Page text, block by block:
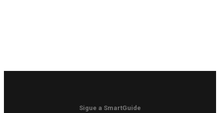
Sigue a SmartGuide